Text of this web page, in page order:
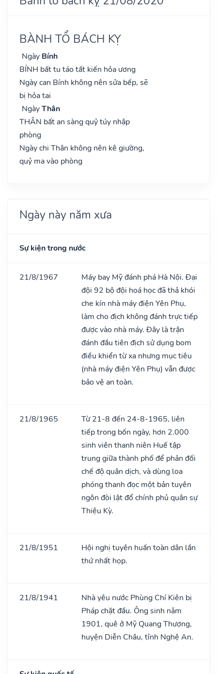
BÀNH TỔ BÁCH KỴ
Ngày Bính
BÍNH bất tu táo tất kiến hỏa ương
Ngày can Bính không nên sửa bếp, sẽ
bị hỏa tai
NgàyThân
THÂN bất an sàng quỷ túy nhập
phòng
Ngày chi Thân không nên kê giường,
quỷ ma vào phòng
Ngày này năm xưa
Sự kiện trong nước
21/8/1967
Máy bay Mỹ đánh phá Hà Nội. Đại
đội 92 bộ đội hoá học đã thả khói
che kín nhà máy điện Yên Phụ,
làm cho địch không đánh trực tiếp
được vào nhà máy. Đây là trận
đánh đầu tiên địch sử dụng bom
điều khiển từ xa nhưng mục tiêu
(nhà máy điện Yên Phụ) vẫn được
bảo vệ an toàn.
21/8/1965
Từ 21-8 đến 24-8-1965, liên
tiếp trong bốn ngày, hơn 2.000
sinh viên thanh niên Huế tập
trung giữa thành phố để phản đối
chế độ quân dịch, và dùng loa
phóng thanh đọc một bản tuyên
ngôn đòi lật đổ chính phủ quân sự
Thiệu Kỳ.
21/8/1951
Hội nghị tuyên huấn toàn dân lần
thứ nhất họp.
21/8/1941
Nhà yêu nước Phùng Chí Kiên bị
Pháp chặt đầu. Ông sinh nǎm
1901, quê ở Mỹ Quang Thượng,
huyện Diễn Châu, tỉnh Nghệ An.